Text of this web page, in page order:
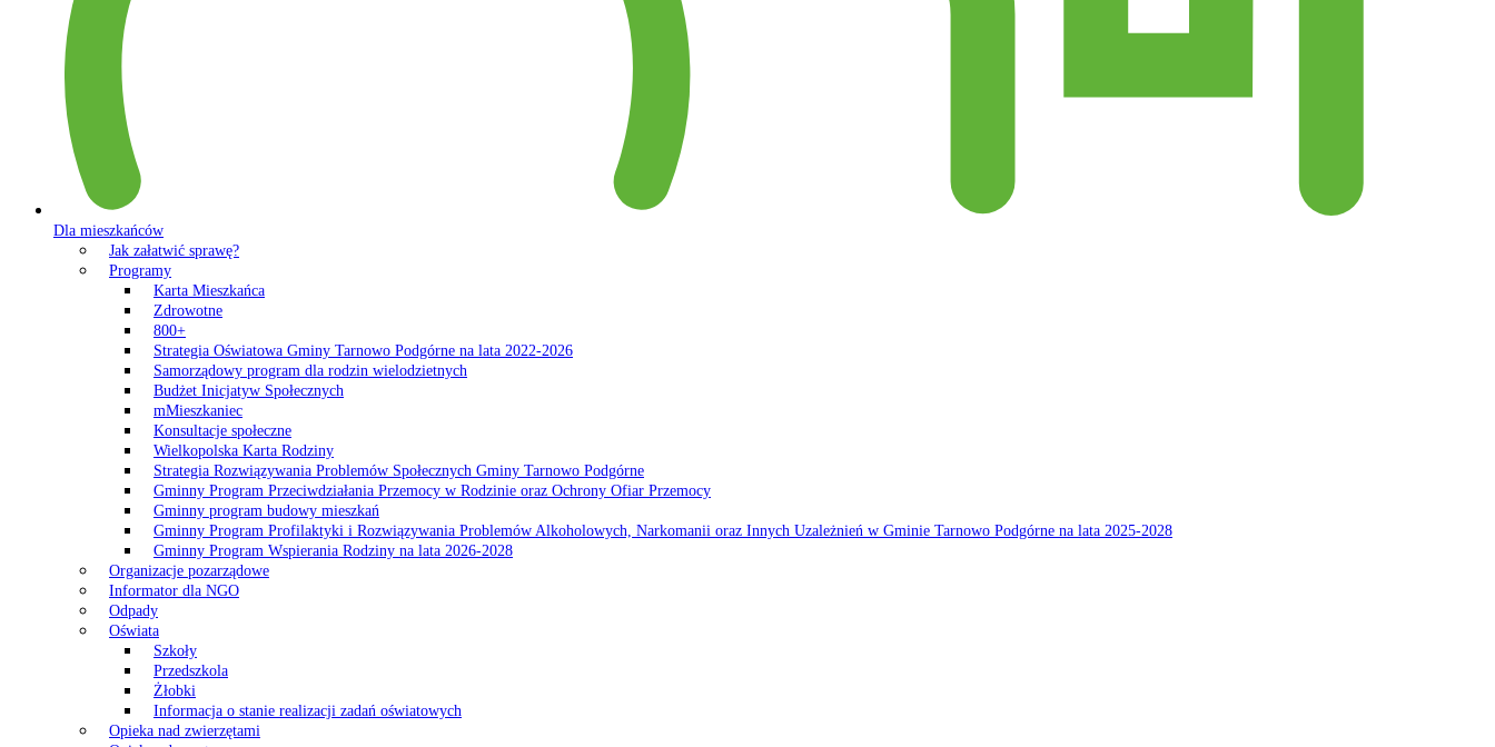
Dla mieszkańców
Jak załatwić sprawę?
Programy
Karta Mieszkańca
Zdrowotne
800+
Strategia Oświatowa Gminy Tarnowo Podgórne na lata 2022-2026
Samorządowy program dla rodzin wielodzietnych
Budżet Inicjatyw Społecznych
mMieszkaniec
Konsultacje społeczne
Wielkopolska Karta Rodziny
Strategia Rozwiązywania Problemów Społecznych Gminy Tarnowo Podgórne
Gminny Program Przeciwdziałania Przemocy w Rodzinie oraz Ochrony Ofiar Przemocy
Gminny program budowy mieszkań
Gminny Program Profilaktyki i Rozwiązywania Problemów Alkoholowych, Narkomanii oraz Innych Uzależnień w Gminie Tarnowo Podgórne na lata 2025-2028
Gminny Program Wspierania Rodziny na lata 2026-2028
Organizacje pozarządowe
Informator dla NGO
Odpady
Oświata
Szkoły
Przedszkola
Żłobki
Informacja o stanie realizacji zadań oświatowych
Opieka nad zwierzętami